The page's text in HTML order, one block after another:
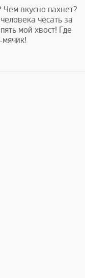
Чем вкусно пахнет?
чесать за
мой хвост! Где